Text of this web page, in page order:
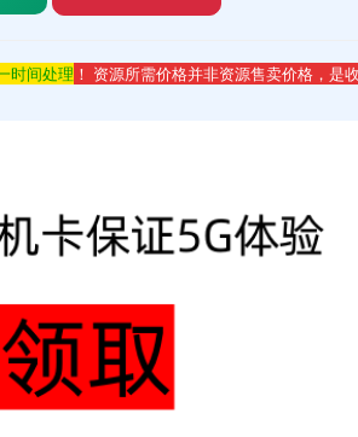
时间处理 ！ 资源所需价格并非资源售卖价格，是